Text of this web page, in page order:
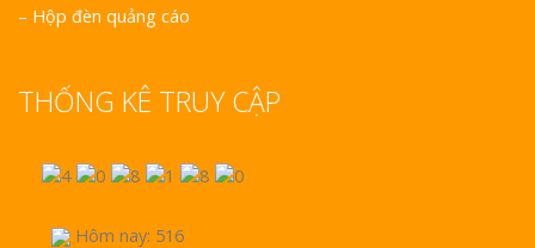
– Hộp đèn quảng cáo
THỐNG KÊ TRUY CẬP
Hôm nay: 516